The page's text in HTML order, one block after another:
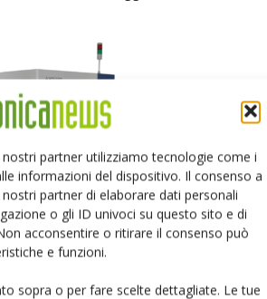
partner utilizziamo tecnologie come i
informazioni del dispositivo. Il consenso a
partner di elaborare dati personali
o gli ID univoci su questo sito e di
acconsentire o ritirare il consenso può
e funzioni.
sopra o per fare scelte dettagliate. Le tue